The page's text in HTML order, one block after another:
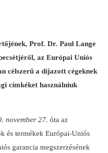
Prof. Dr. Paul Lange
az Európai Uniós
célszerű a díjazott cégeknek
címkéket használniuk
november 27. óta az
és termékek Európai-Uniós
garancia megszerzésének